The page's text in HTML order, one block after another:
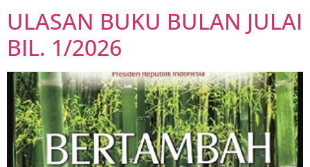
ULASAN BUKU BULAN JULAI
BIL. 1/2026